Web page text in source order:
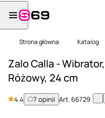
Strona główna Katalog
Zalo Calla - Wibrator,
Różowy, 24 cm
4.4 7 opinii Art.66729